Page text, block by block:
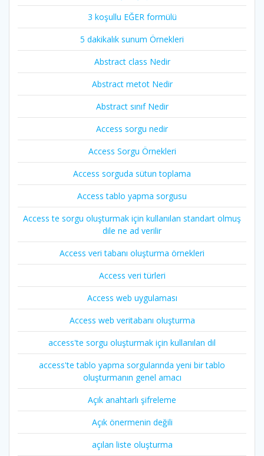
3 koşullu EĞER formülü
5 dakikalık sunum Örnekleri
Abstract class Nedir
Abstract metot Nedir
Abstract sınıf Nedir
Access sorgu nedir
Access Sorgu Örnekleri
Access sorguda sütun toplama
Access tablo yapma sorgusu
Access te sorgu oluşturmak için kullanılan standart olmuş
dile ne ad verilir
Access veri tabanı oluşturma örnekleri
Access veri türleri
Access web uygulaması
Access web veritabanı oluşturma
access'te sorgu oluşturmak için kullanılan dil
access'te tablo yapma sorgularında yeni bir tablo
oluşturmanın genel amacı
Açık anahtarlı şifreleme
Açık önermenin değili
açılan liste oluşturma